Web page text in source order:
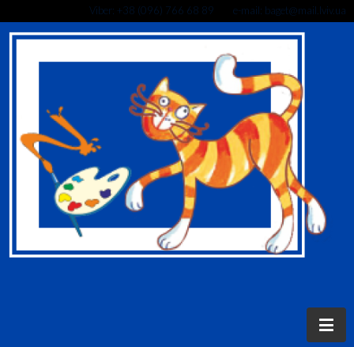
Viber: +38 (096) 766 68 89 e-mail: baget@mail.lviv.ua